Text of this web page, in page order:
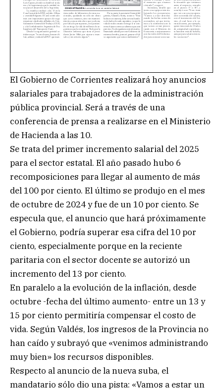
El Gobierno de Corrientes realizará hoy anuncios
salariales para trabajadores de la administración
pública provincial. Será a través de una
conferencia de prensa a realizarse en el Ministerio
de Hacienda a las 10.
Se trata del primer incremento salarial del 2025
para el sector estatal. El año pasado hubo 6
recomposiciones para llegar al aumento de más
del 100 por ciento. El último se produjo en el mes
de octubre de 2024 y fue de un 10 por ciento. Se
especula que, el anuncio que hará próximamente
el Gobierno, podría superar esa cifra del 10 por
ciento, especialmente porque en la reciente
paritaria con el sector docente se autorizó un
incremento del 13 por ciento.
En paralelo a la evolución de la inflación, desde
octubre -fecha del último aumento- entre un 13 y
15 por ciento permitiría compensar el costo de
vida. Según Valdés, los ingresos de la Provincia no
han caído y subrayó que «venimos administrando
muy bien» los recursos disponibles.
Respecto al anuncio de la nueva suba, el
mandatario sólo dio una pista: «Vamos a estar un